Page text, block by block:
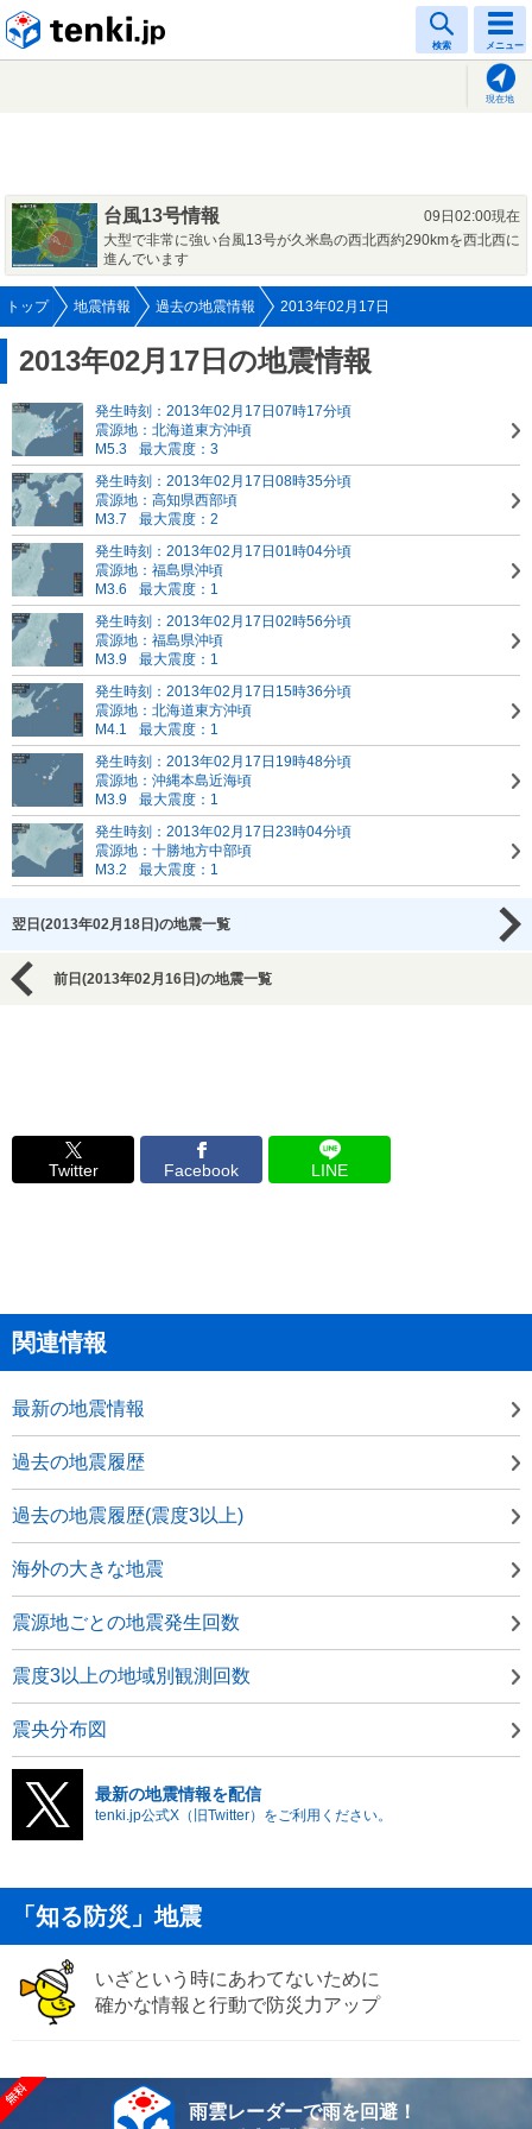
検索 メニュー
現在地
台風13号情報
09日02:00現在
大型で非常に強い台風13号が久米島の西北西約290kmを西北西に
進んでいます
トップ 地震情報 過去の地震情報 2013年02月17日
2013年02月17日の地震情報
発生時刻：2013年02月17日07時17分頃
震源地：北海道東方沖頃
M5.3
最大震度：3
発生時刻：2013年02月17日08時35分頃
震源地：高知県西部頃
M3.7
最大震度：2
発生時刻：2013年02月17日01時04分頃
震源地：福島県沖頃
M3.6
最大震度：1
発生時刻：2013年02月17日02時56分頃
震源地：福島県沖頃
M3.9
最大震度：1
発生時刻：2013年02月17日15時36分頃
震源地：北海道東方沖頃
M4.1
最大震度：1
発生時刻：2013年02月17日19時48分頃
震源地：沖縄本島近海頃
M3.9
最大震度：1
発生時刻：2013年02月17日23時04分頃
震源地：十勝地方中部頃
M3.2
最大震度：1
翌日(2013年02月18日)の地震一覧
前日(2013年02月16日)の地震一覧
Twitter Facebook LINE
関連情報
最新の地震情報
過去の地震履歴
過去の地震履歴(震度3以上)
海外の大きな地震
震源地ごとの地震発生回数
震度3以上の地域別観測回数
震央分布図
最新の地震情報を配信
tenki.jp公式X（旧Twitter）をご利用ください。
「知る防災」地震
いざという時にあわてないために
確かな情報と行動で防災力アップ
雨雲レーダーで雨を回避！